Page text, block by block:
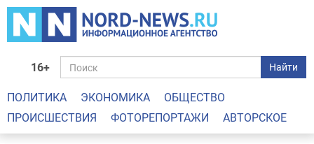
16+ Найти
ПОЛИТИКА ЭКОНОМИКА
ОБЩЕСТВО
ПРОИСШЕСТВИЯ
ФОТОРЕПОРТАЖИ АВТОРСКОЕ